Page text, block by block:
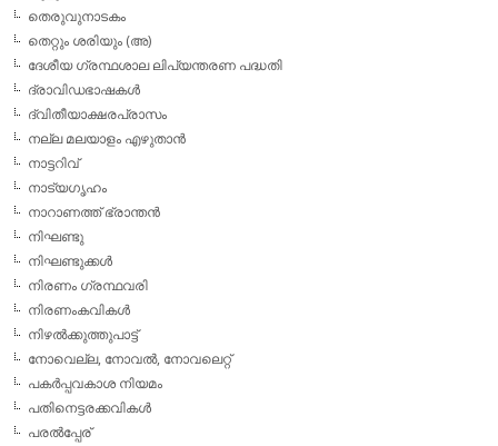
തെരുവുനാടകം
തെറ്റും ശരിയും (അ)
ദേശീയ ഗ്രന്ഥശാല ലിപ്യന്തരണ പദ്ധതി
ദ്രാവിഡഭാഷകള്‍
ദ്വിതീയാക്ഷരപ്രാസം
നല്ല മലയാളം എഴുതാന്‍
നാട്ടറിവ്
നാട്യഗൃഹം
നാറാണത്ത് ഭ്രാന്തന്‍
നിഘണ്ടു
നിഘണ്ടുക്കള്‍
നിരണം ഗ്രന്ഥവരി
നിരണംകവികള്‍
നിഴല്‍ക്കുത്തുപാട്ട്
നോവെല്ല, നോവല്‍, നോവലെറ്റ്
പകര്‍പ്പവകാശ നിയമം
പതിനെട്ടരക്കവികള്‍
പരല്‍പ്പേര്